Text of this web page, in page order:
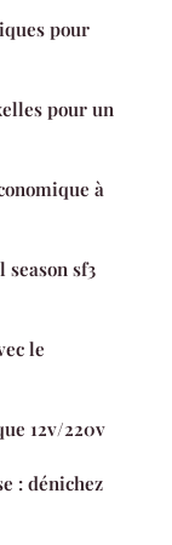
pour
pour un
à
sf3
le
12v/220v
: dénichez